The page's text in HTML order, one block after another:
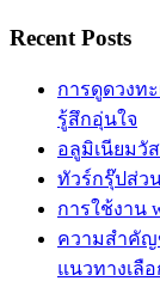
Recent Posts
การดูดวงท
รู้สึกอุ่นใจ
อลูมิเนียมวั
ทัวร์กรุ๊ปส่ว
การใช้งาน
ความสำคัญ
แนวทางเลื